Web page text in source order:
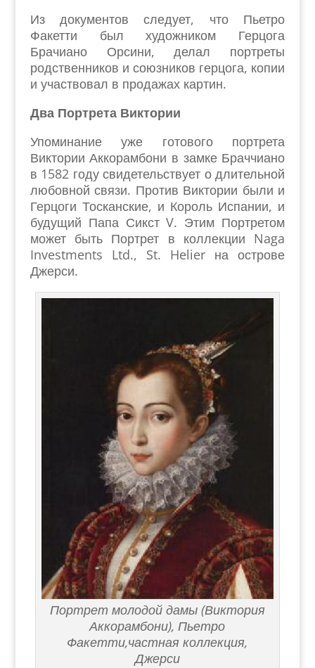
Из документов следует, что Пьетро
Факетти был художником Герцога
Брачиано Орсини, делал портреты
родственников и союзников герцога, копии
и участвовал в продажах картин.
Два Портрета Виктории
Упоминание уже готового портрета
Виктории Аккорамбони в замке Браччиано
в 1582 году свидетельствует о длительной
любовной связи. Против Виктории были и
Герцоги Тосканские, и Король Испании, и
будущий Папа Сикст V. Этим Портретом
может быть Портрет в коллекции Naga
Investments Ltd., St. Helier на острове
Джерси.
Портрет молодой дамы (Виктория
Аккорамбони), Пьетро
Факетти,частная коллекция,
Джерси